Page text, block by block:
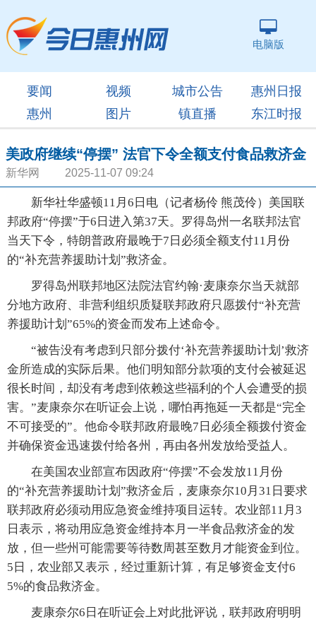
电脑版
要闻 视频 城市公告
惠州日报
惠州
图片 镇直播 东江时报
美政府继续“停摆” 法官下令全额支付食品救济金
新华网 2025-11-07 09:24
新华社华盛顿11月6日电（记者杨伶 熊茂伶）美国联
邦政府“停摆”于6日进入第37天。罗得岛州一名联邦法官
当天下令，特朗普政府最晚于7日必须全额支付11月份
的“补充营养援助计划”救济金。
罗得岛州联邦地区法院法官约翰·麦康奈尔当天就部
分地方政府、非营利组织质疑联邦政府只愿拨付“补充营
养援助计划”65%的资金而发布上述命令。
“被告没有考虑到只部分拨付‘补充营养援助计划’救济
金所造成的实际后果。他们明知部分款项的支付会被延迟
很长时间，却没有考虑到依赖这些福利的个人会遭受的损
害。”麦康奈尔在听证会上说，哪怕再拖延一天都是“完全
不可接受的”。他命令联邦政府最晚7日必须全额拨付资金
并确保资金迅速拨付给各州，再由各州发放给受益人。
在美国农业部宣布因政府“停摆”不会发放11月份
的“补充营养援助计划”救济金后，麦康奈尔10月31日要求
联邦政府必须动用应急资金维持项目运转。农业部11月3
日表示，将动用应急资金维持本月一半食品救济金的发
放，但一些州可能需要等待数周甚至数月才能资金到位。
5日，农业部又表示，经过重新计算，有足够资金支付6
5%的食品救济金。
麦康奈尔6日在听证会上对此批评说，联邦政府明明